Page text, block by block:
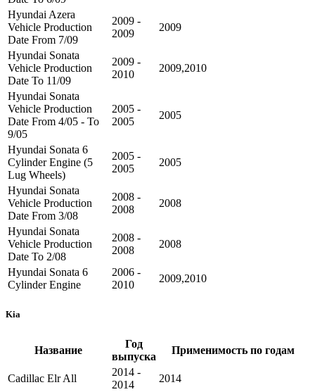
Hyundai Azera
Vehicle Production
Date From 7/09
2009 -
2009
2009
Hyundai Sonata
Vehicle Production
Date To 11/09
2009 -
2010
2009,2010
Hyundai Sonata
Vehicle Production
Date From 4/05 - To
9/05
2005 -
2005
2005
Hyundai Sonata 6
Cylinder Engine (5
Lug Wheels)
2005 -
2005
2005
Hyundai Sonata
Vehicle Production
Date From 3/08
2008 -
2008
2008
Hyundai Sonata
Vehicle Production
Date To 2/08
2008 -
2008
2008
Hyundai Sonata 6
Cylinder Engine
2006 -
2010
2009,2010
Kia
Название
Год
выпуска
Применимость по годам
Cadillac Elr All
2014 -
2014
2014